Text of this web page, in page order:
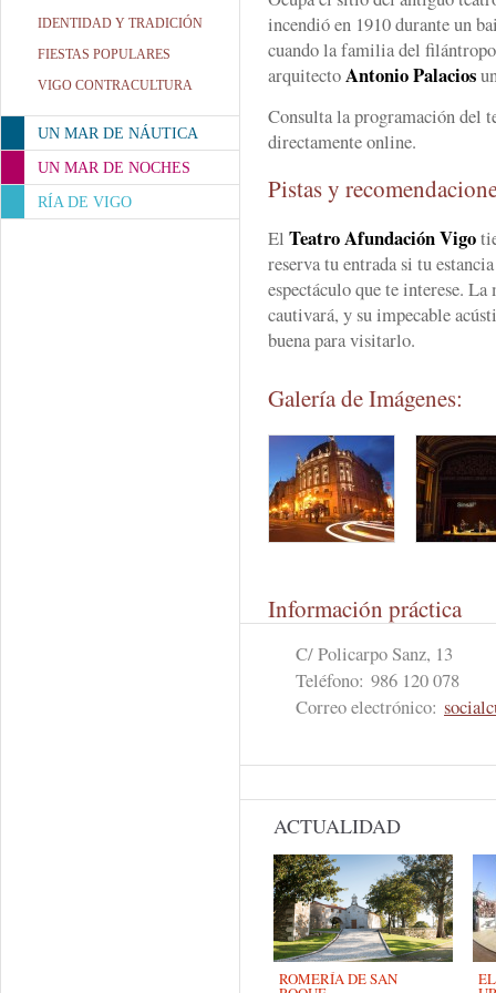
IDENTIDAD Y TRADICIÓN
FIESTAS POPULARES
VIGO CONTRACULTURA
UN MAR DE NÁUTICA
UN MAR DE NOCHES
RÍA DE VIGO
incendió en 1910 durante un
cuando la familia del
arquitectoAntonio Palacios
Consulta la programación del
directamente online.
Pistas y
El Teatro Afundación Vigo
reserva tu entrada si tu
espectáculo que te interese.
cautivará, y su impecable
buena para visitarlo.
Galería de Imágenes:
Información práctica
C/ Policarpo Sanz, 13
Teléfono: 986 120 078
Correo electrónico:
ACTUALIDAD
ROMERÍA DE SAN